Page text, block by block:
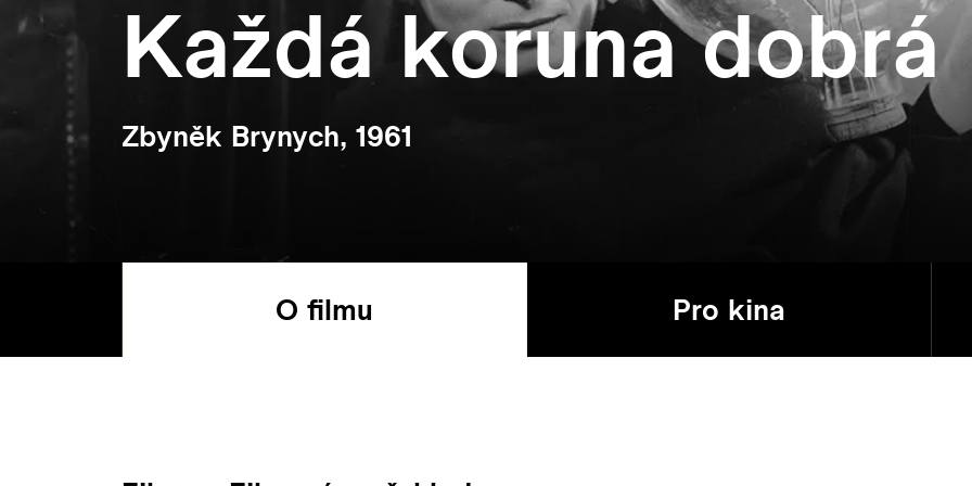
Každá koruna dobrá
Zbyněk Brynych, 1961
O filmu Pro kina